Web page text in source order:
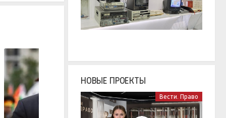
НОВЫЕ ПРОЕКТЫ
Вести. Право